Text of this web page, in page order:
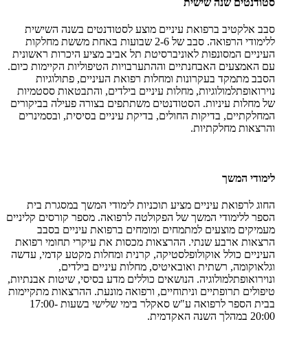
סבב אלקטיב ברפואת עיניים מוצע לסטודנטים בשנה השישית
ללימודי הרפואה. סבב של 2-6 שבועות באחת מששת מחלקות
העיניים המסונפות לאוניברסיטת תל אביב מציע היכרות ראשונית
עם האמצעים האבחנתיים וההתערבויות הטיפוליות הקיימות כיום.
הסבב מתמקד בעקרונות ומחלות רפואת העיניים, פתולוגיות
נוירואופתלמולוגיות, מחלות עיניים בילדים, והתבטאות ססטמיות
של מחלות עיניות. הסטודנטים משתתפים בצורה פעילה בביקורים
המחלקתיים, בדיקות החולים, בדיקת עיניים בסיסית, ובסמינרים
והרצאות מחלקתיות.
לימודי המשך
החוג לרפואת עיניים מציע תוכניות לימודי המשך במסגרת בית
הספר ללימודי המשך של הפקולטה לרפואה. מספר קורסים קליניים
מעמיקים מוצעים למתמחים ומומחים ברפואת עיניים בסבב
הרצאות ארבע שנתי. ההרצאות מכסות את עיקרי תחומי רפואת
העיניים כולל אוקולופלסטיקה, קרנית ומחלות מקטע קדמי, עדשה
וגלאוקומה, רשתית ואובאיטיס, מחלות עיניים בילדים,
ונוירואופתלמולוגיה. הנושאים כוללים מדע בסיסי, שיטות אבנתיות,
טיפולים תרופתיים וניתוחיים, ורפואה מונעת. ההרצאות מתקיימות
בבית הספר לרפואה ע"ש סאקלר בימי שלישי בשעות 17:00-
20:00 במהלך השנה האקדמית.